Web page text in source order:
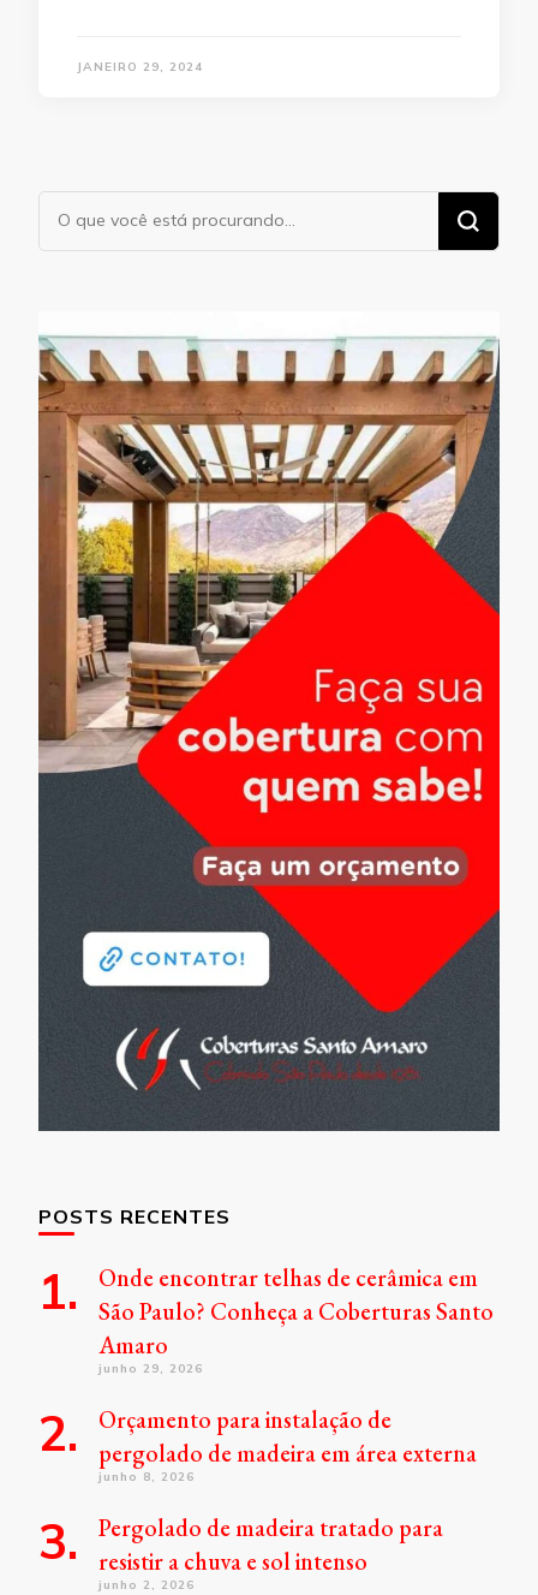
JANEIRO 29, 2024
Procurando
algo?
POSTS RECENTES
Onde encontrar telhas de cerâmica em
São Paulo? Conheça a Coberturas Santo
Amaro
junho 29, 2026
Orçamento para instalação de
pergolado de madeira em área externa
junho 8, 2026
Pergolado de madeira tratado para
resistir a chuva e sol intenso
junho 2, 2026